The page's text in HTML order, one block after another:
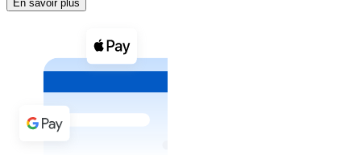
Voir toutes
Coupons crypto
Achetez des cryptomonnaies en espèces et d'autres
Acheter avec espèces
Virement SEPA
En savoir plus